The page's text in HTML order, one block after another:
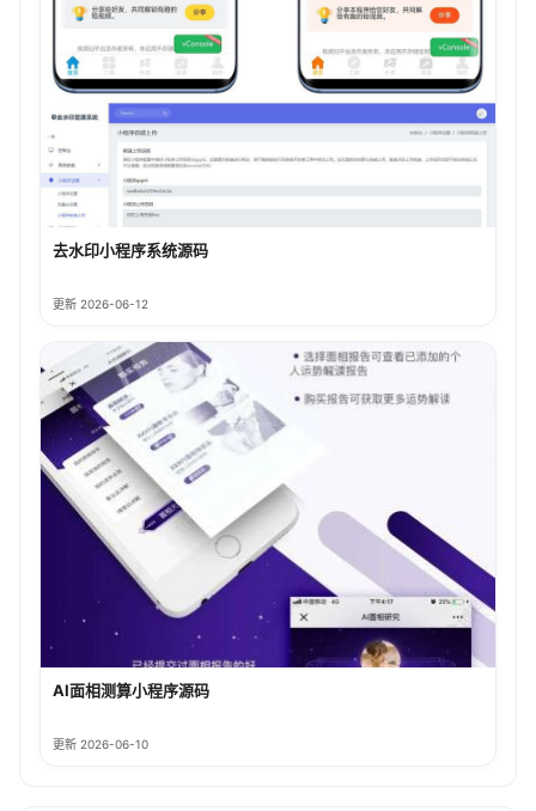
去水印小程序系统源码
更新 2026-06-12
AI面相测算小程序源码
更新 2026-06-10